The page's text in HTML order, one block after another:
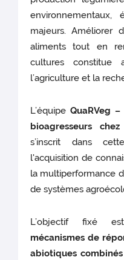
environnementaux,
majeurs. Améliorer
aliments tout en
cultures constitue
l’agriculture et la
L’équipe QuaRVeg
bioagresseurs
s’inscrit dans
l'acquisition de
la multiperformance
de systèmes
L’objectif fixé
mécanismes de
abiotiques combinés